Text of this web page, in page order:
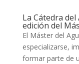
La Cátedra del
edición del
El Máster del
especializarse,
formar parte de